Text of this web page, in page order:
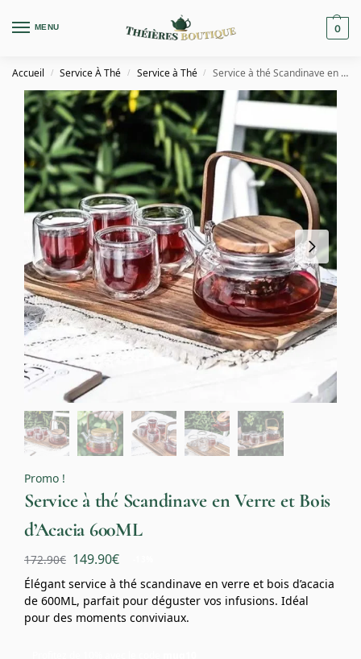
MENU 0
Accueil / Service À Thé / Service à Thé / Service à thé Scandinave en Verre et Bois d’Acacia 600ML
Promo !
Service à thé Scandinave en Verre et Bois
d’Acacia 600ML
172.90€ 149.90€
Élégant service à thé scandinave en verre et bois d’acacia
de 600ML, parfait pour déguster vos infusions. Idéal
pour des moments conviviaux.